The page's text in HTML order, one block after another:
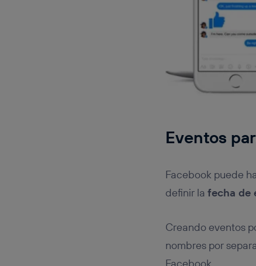
Eventos
Facebook puede
definir la fecha de
Creando eventos
nombres por